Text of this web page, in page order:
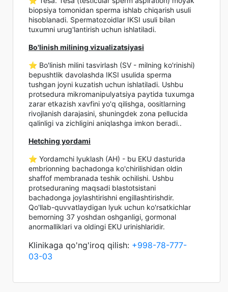
biopsiya tomonidan sperma ishlab chiqarish usuli
hisoblanadi. Spermatozoidlar IKSI usuli bilan
tuxumni urug'lantirish uchun ishlatiladi.
Bo'linish milining vizualizatsiyasi
⭐️ Bo'linish milini tasvirlash (SV - milning ko'rinishi)
bepushtlik davolashda IKSI usulida sperma
tushgan joyni kuzatish uchun ishlatiladi. Ushbu
protsedura mikromanipulyatsiya paytida tuxumga
zarar etkazish xavfini yo'q qilishga, oositlarning
rivojlanish darajasini, shuningdek zona pellucida
qalinligi va zichligini aniqlashga imkon beradi..
Hetching yordami
⭐️ Yordamchi lyuklash (AH) - bu EKU dasturida
embrionning bachadonga ko'chirilishidan oldin
shaffof membranada teshik ochilishi. Ushbu
protseduraning maqsadi blastotsistani
bachadonga joylashtirishni engillashtirishdir.
Qo'llab-quvvatlaydigan lyuk uchun ko'rsatkichlar
bemorning 37 yoshdan oshganligi, gormonal
anormalliklari va oldingi EKU urinishlaridir.
Klinikaga qo'ng'iroq qilish: +998-78-777-
03-03